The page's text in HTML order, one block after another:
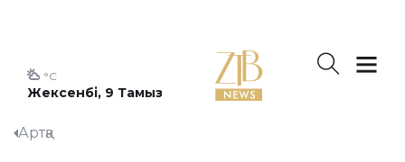
Жексенбі, 9 Тамыз
°C
Артқа